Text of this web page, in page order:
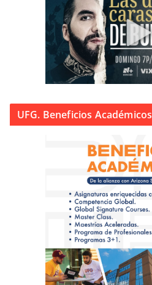
UFG. Beneficios Académicos